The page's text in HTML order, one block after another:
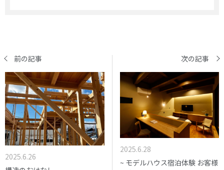
前の記事
2025.6.26
次の記事
2025.6.28
~ モデルハウス宿泊体験 お客様